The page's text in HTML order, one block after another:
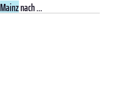
Mainznach ...